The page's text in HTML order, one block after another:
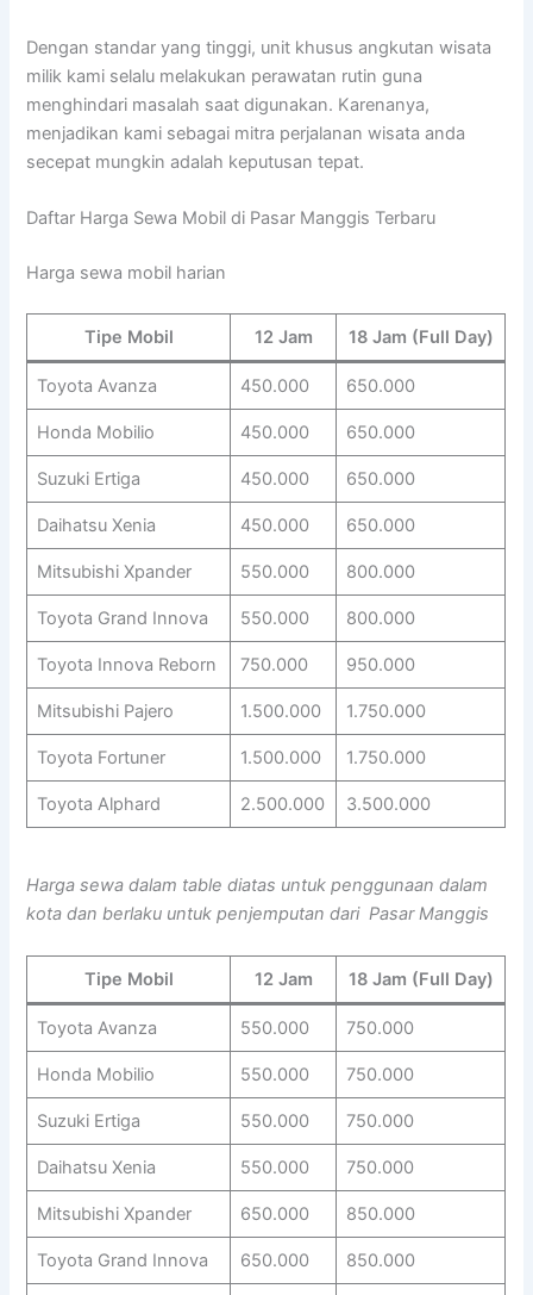
Dengan standar yang tinggi, unit khusus angkutan wisata
milik kami selalu melakukan perawatan rutin guna
menghindari masalah saat digunakan. Karenanya,
menjadikan kami sebagai mitra perjalanan wisata anda
secepat mungkin adalah keputusan tepat.
Daftar Harga Sewa Mobil di Pasar Manggis Terbaru
Harga sewa mobil harian
Tipe Mobil 12 Jam 18 Jam (Full Day)
Toyota Avanza 450.000 650.000
Honda Mobilio 450.000 650.000
Suzuki Ertiga 450.000 650.000
Daihatsu Xenia 450.000 650.000
Mitsubishi Xpander 550.000 800.000
Toyota Grand Innova 550.000 800.000
Toyota Innova Reborn 750.000 950.000
Mitsubishi Pajero 1.500.000 1.750.000
Toyota Fortuner 1.500.000 1.750.000
Toyota Alphard 2.500.000 3.500.000
Harga sewa dalam table diatas untuk penggunaan dalam
kota dan berlaku untuk penjemputan dari Pasar Manggis
Tipe Mobil 12 Jam 18 Jam (Full Day)
Toyota Avanza 550.000 750.000
Honda Mobilio 550.000 750.000
Suzuki Ertiga 550.000 750.000
Daihatsu Xenia 550.000 750.000
Mitsubishi Xpander 650.000 850.000
Toyota Grand Innova 650.000 850.000